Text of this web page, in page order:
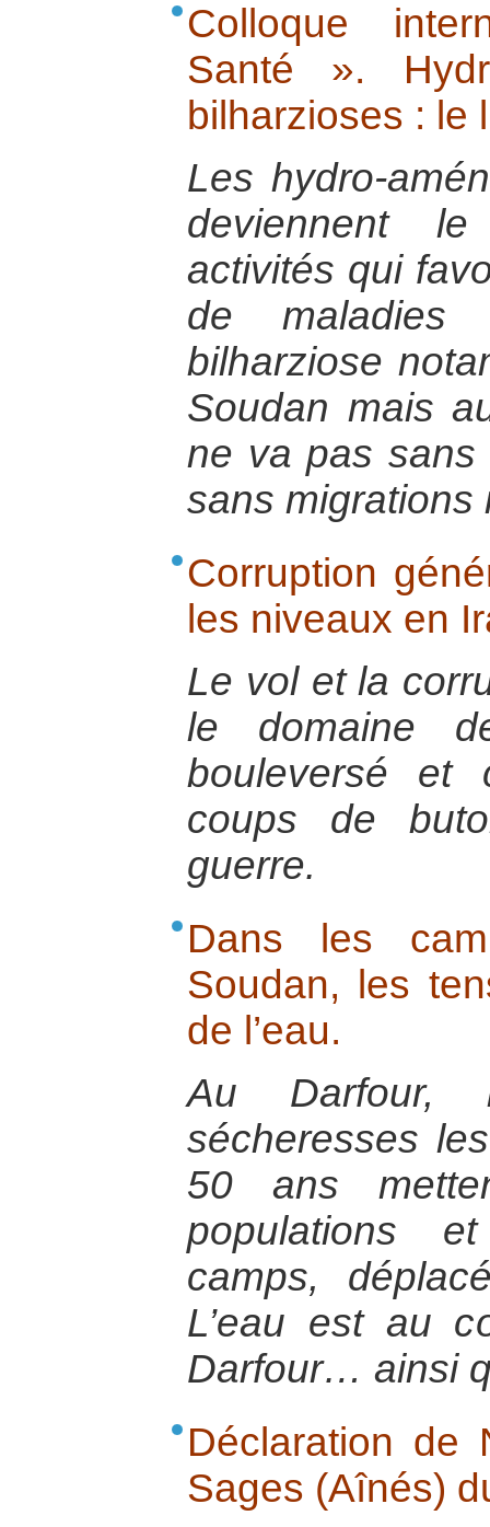
Colloque
Santé ».
bilharzioses : le
Les hydro-
deviennent
activités qui
de
bilharziose
Soudan mais
ne va pas sans
sans migrations
Corruption
les niveaux en
Le vol et la
le domaine
bouleversé et
coups de
guerre.
Dans les
Soudan, les
de l’eau.
Au
sécheresses
50 ans
populations
camps,
L’eau est au
Darfour… ainsi
Déclaration de
Sages (Aînés)